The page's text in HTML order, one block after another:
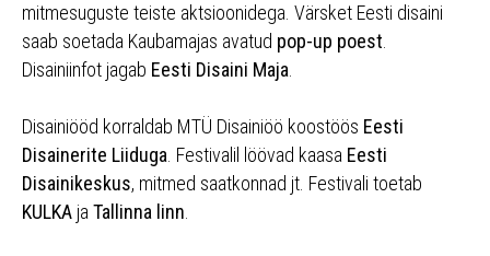
mitmesuguste teiste aktsioonidega. Värsket Eesti disaini
saab soetada Kaubamajas avatud pop-up poest
Disainiinfot jagab Eesti Disaini Maja
Disainiööd korraldab MTÜ Disainiöö koostöös Eesti
Disainerite Liiduga . Festivalil löövad kaasa Eesti
Disainikeskus, mitmed saatkonnad jt. Festivali toetab
KULKA ja Tallinna linn